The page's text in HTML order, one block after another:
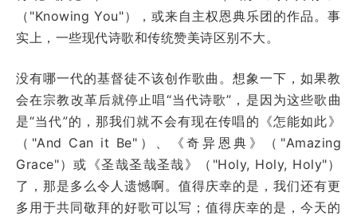
（"Knowing You"），或来自主权恩典乐团的作品。事
实上，一些现代诗歌和传统赞美诗区别不大。
没有哪一代的基督徒不该创作歌曲。想象一下，如果教
会在宗教改革后就停止唱“当代诗歌”，是因为这些歌曲
是“当代”的，那我们就不会有现在传唱的《怎能如此》
（"And Can it Be"）、《奇异恩典》（"Amazing
Grace"）或《圣哉圣哉圣哉》（"Holy, Holy, Holy"）
了，那是多么令人遗憾啊。值得庆幸的是，我们还有更
多用于共同敬拜的好歌可以写；值得庆幸的是，今天的